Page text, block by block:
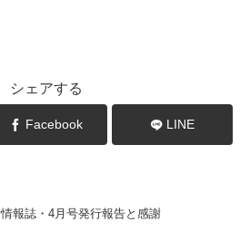
シェアする
Facebook LINE
報誌・4月号発行報告と感謝